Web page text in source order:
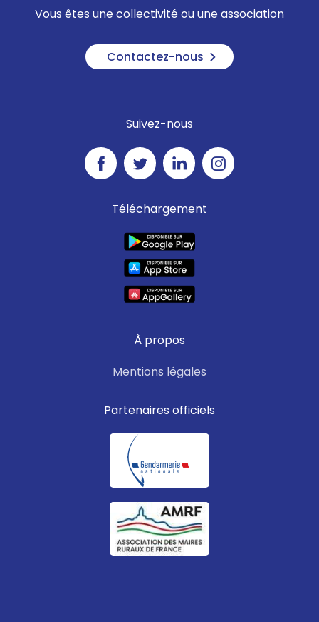
Vous êtes une collectivité ou une association
Contactez-nous
Suivez-nous
Téléchargement
À propos
Mentions légales
Partenaires officiels